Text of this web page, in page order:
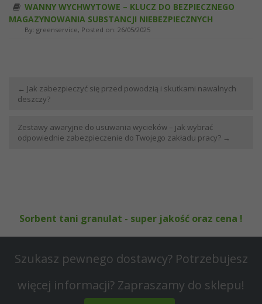
WANNY WYCHWYTOWE – KLUCZ DO BEZPIECZNEGO
MAGAZYNOWANIA SUBSTANCJI NIEBEZPIECZNYCH
By: greenservice, Posted on: 26/05/2025
← Jak zabezpieczyć się przed powodzią i skutkami nawalnych
deszczy?
Zestawy awaryjne do usuwania wycieków – jak wybrać
odpowiednie zabezpieczenie do Twojego zakładu pracy? →
Sorbent tani granulat - super jakość oraz cena !
Szukasz pewnego dostawcy? Potrzebujesz
więcej informacji? Zapraszamy do sklepu!